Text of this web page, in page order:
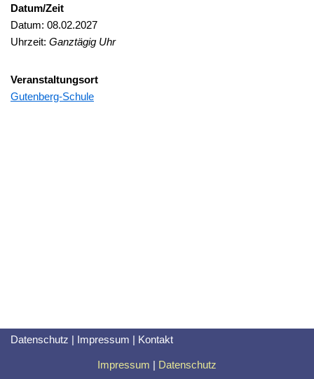
Datum/Zeit
Datum: 08.02.2027
Uhrzeit: Ganztägig Uhr
Veranstaltungsort
Gutenberg-Schule
Datenschutz | Impressum | Kontakt
Impressum | Datenschutz